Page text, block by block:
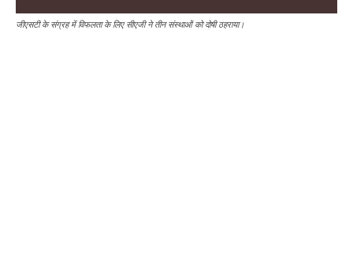
जीएसटी के संग्रह में विफलता के लिए सीएजी ने तीन संस्थाओं को दोषी ठहराया।